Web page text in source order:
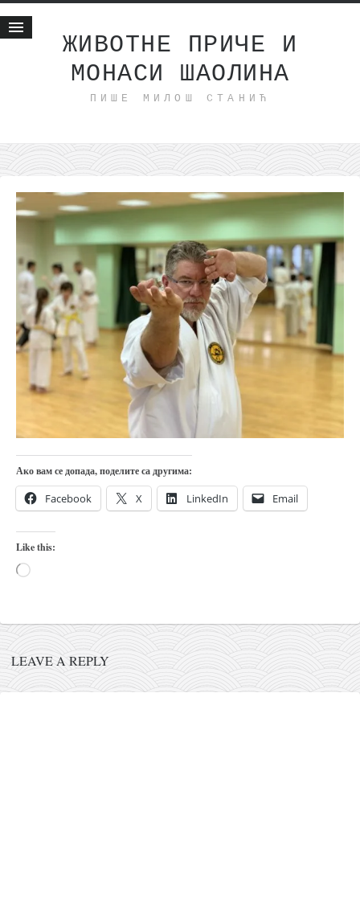
ЖИВОТНЕ ПРИЧЕ И
МОНАСИ ШАОЛИНА
ПИШЕ МИЛОШ СТАНИЋ
Животне приче
интернет пословање
исхраном до здравља
мој хаику
моменти и места
бонус садржај
светлопис
законоправило
духовни отац
православље
забрањена историја
ћирилица
прота Воја
уместо твитера
азбуки и књиге
моје белешке
историја каратеа
бубиши
Ако вам се допада, поделите са другима:
Facebook X LinkedIn Email
Like this:
Loading…
LEAVE A REPLY